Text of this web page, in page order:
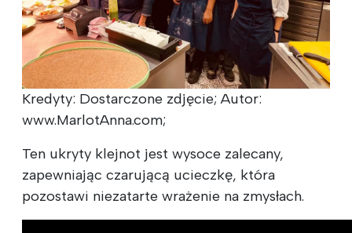
Kredyty: Dostarczone zdjęcie; Autor:
www.MarlotAnna.com;
Ten ukryty klejnot jest wysoce zalecany,
zapewniając czarującą ucieczkę, która
pozostawi niezatarte wrażenie na zmysłach.